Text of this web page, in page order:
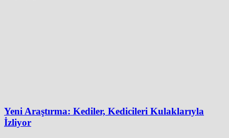
Yeni Araştırma: Kediler, Kedicileri Kulaklarıyla
İzliyor